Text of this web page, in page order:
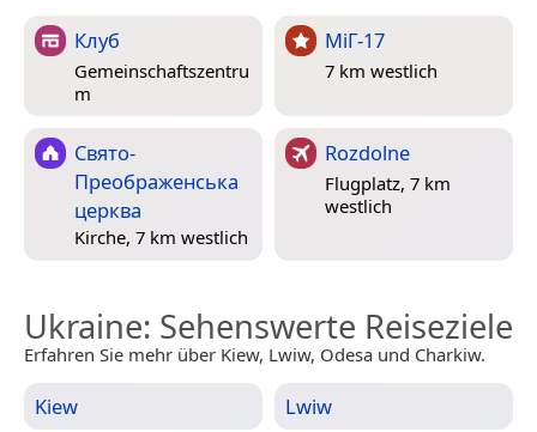
Клуб
Gemeinschaftszentru
m
МіГ-17
7 km westlich
Свято-
Преображенська
церква
Kirche, 7 km westlich
Rozdolne
Flugplatz, 7 km
westlich
Ukraine: Sehenswerte Reiseziele
Erfahren Sie mehr über Kiew, Lwiw, Odesa und Charkiw.
Kiew Lwiw